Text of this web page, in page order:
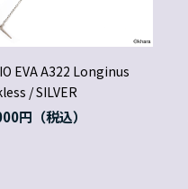
EVA A322 Longinus
/ SILVER
円